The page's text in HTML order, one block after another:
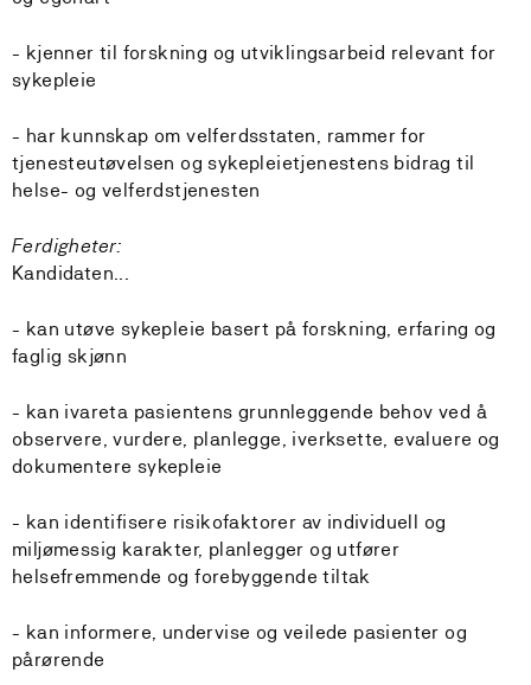
- kjenner til forskning og utviklingsarbeid relevant for
sykepleie
- har kunnskap om velferdsstaten, rammer for
tjenesteutøvelsen og sykepleietjenestens bidrag til
helse- og velferdstjenesten
Ferdigheter:
Kandidaten...
- kan utøve sykepleie basert på forskning, erfaring og
faglig skjønn
- kan ivareta pasientens grunnleggende behov ved å
observere, vurdere, planlegge, iverksette, evaluere og
dokumentere sykepleie
- kan identifisere risikofaktorer av individuell og
miljømessig karakter, planlegger og utfører
helsefremmende og forebyggende tiltak
- kan informere, undervise og veilede pasienter og
pårørende